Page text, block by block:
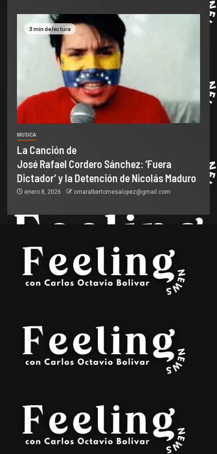
3 min de lectura
MUSICA
La Canción de
José Rafael Cordero Sánchez: ‘Fuera
Dictador’ y la Detención de Nicolás Maduro
enero 8, 2026 omaralbertomesalopez@gmail.com